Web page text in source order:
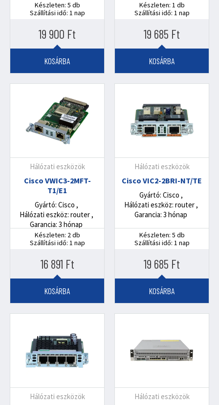
Készleten: 5 db
Szállítási idő: 1 nap
19 900 Ft
KOSÁRBA
Készleten: 1 db
Szállítási idő: 1 nap
19 685 Ft
KOSÁRBA
Hálózati eszközök
Cisco VWIC3-2MFT-
T1/E1
Gyártó: Cisco
Hálózati eszköz: router
Garancia: 3 hónap
Készleten: 2 db
Szállítási idő: 1 nap
16 891 Ft
KOSÁRBA
Hálózati eszközök
Cisco VIC2-2BRI-NT/TE
Gyártó: Cisco
Hálózati eszköz: router
Garancia: 3 hónap
Készleten: 5 db
Szállítási idő: 1 nap
19 685 Ft
KOSÁRBA
Hálózati eszközök Hálózati eszközök